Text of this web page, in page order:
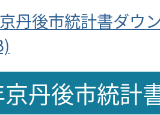
丹後市統計書ダウ
丹後市統計